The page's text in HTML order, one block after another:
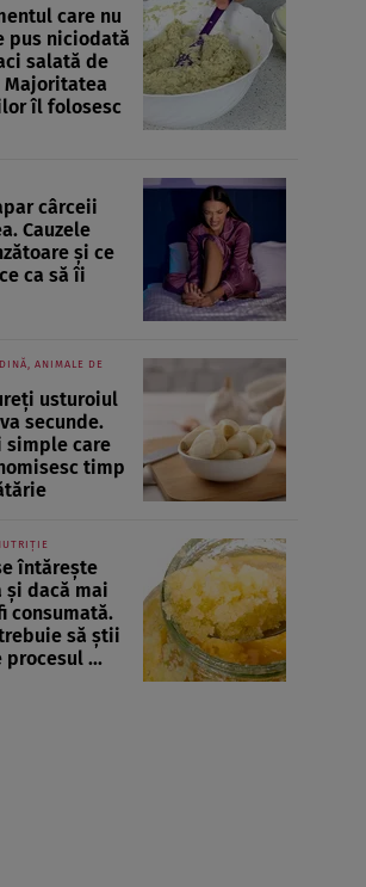
care nu
pus niciodată
salată de
Majoritatea
îl folosesc
cârceii
Cauzele
și ce
ca să îi
ANIMALE DE
usturoiul
secunde.
simple care
timp
întărește
și dacă mai
consumată.
să știi
procesul ...